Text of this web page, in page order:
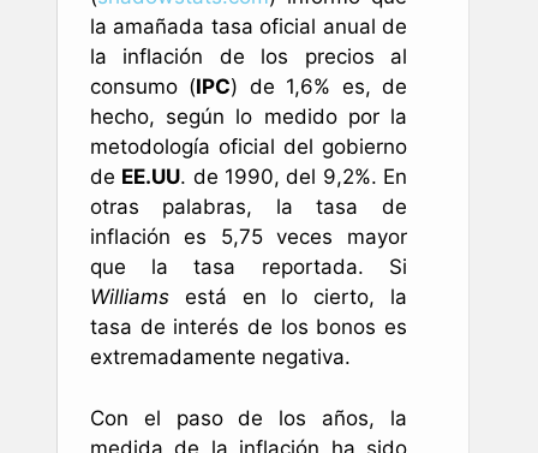
la amañada tasa oficial anual de
la inflación de los precios al
consumo (IPC) de 1,6% es, de
hecho, según lo medido por la
metodología oficial del gobierno
de EE.UU. de 1990, del 9,2%. En
otras palabras, la tasa de
inflación es 5,75 veces mayor
que la tasa reportada. Si
Williamsestá en lo cierto, la
tasa de interés de los bonos es
extremadamente negativa.
Con el paso de los años, la
medida de la inflación ha sido